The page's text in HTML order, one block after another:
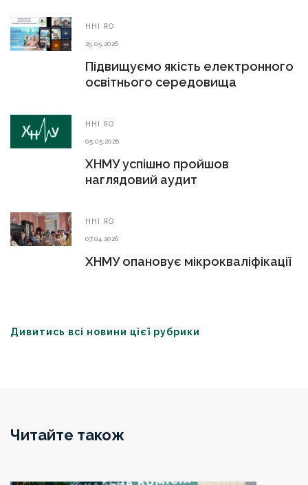
ННІ ЯО
25.05.2026
Підвищуємо якість електронного
освітнього середовища
ННІ ЯО
05.05.2026
ХНМУ успішно пройшов
наглядовий аудит
ННІ ЯО
07.04.2026
ХНМУ опановує мікрокваліфікації
Дивитись всі новини цієї рубрики
Читайте також